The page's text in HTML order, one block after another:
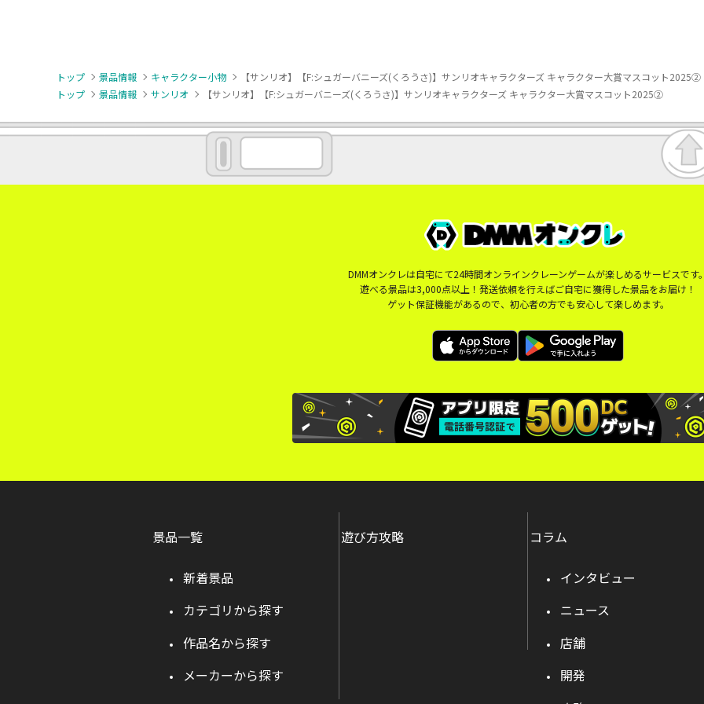
トップ 景品情報 キャラクター小物
【サンリオ】【F:シュガーバニーズ(くろうさ)】サンリオキャラクターズ キャラクター大賞マスコット2025②
トップ
景品情報 サンリオ 【サンリオ】【F:シュガーバニーズ(くろうさ)】サンリオキャラクターズ キャラクター大賞マスコット2025②
DMMオンクレは自宅にて24時間オンラインクレーンゲームが楽しめるサービスです
遊べる景品は3,000点以上！発送依頼を行えばご自宅に獲得した景品をお届け！
ゲット保証機能があるので、初心者の方でも安心して楽しめます。
景品一覧
新着景品
カテゴリから探す
作品名から探す
メーカーから探す
遊び方攻略 コラム
インタビュー
ニュース
店舗
開発